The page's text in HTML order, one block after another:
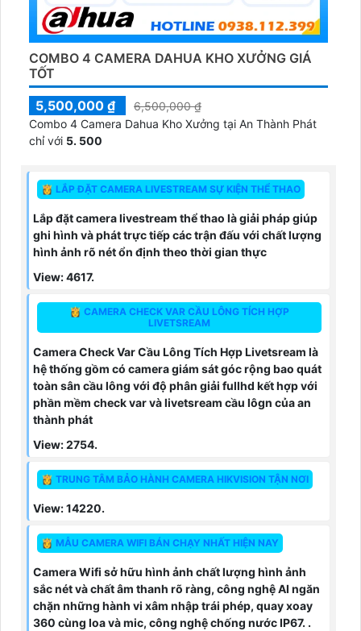
COMBO 4 CAMERA DAHUA KHO XƯỞNG GIÁ
TỐT
5,500,000 ₫
6,500,000 ₫
Combo 4 Camera Dahua Kho Xưởng tại An Thành Phát
chỉ với 5. 500
👸 LẮP ĐẶT CAMERA LIVESTREAM SỰ KIỆN THỂ THAO
Lắp đặt camera livestream thể thao là giải pháp giúp
ghi hình và phát trực tiếp các trận đấu với chất lượng
hình ảnh rõ nét ổn định theo thời gian thực
View: 4617.
👸 CAMERA CHECK VAR CẦU LÔNG TÍCH HỢP
LIVETSREAM
Camera Check Var Cầu Lông Tích Hợp Livetsream là
hệ thống gồm có camera giám sát góc rộng bao quát
toàn sân cầu lông với độ phân giải fullhd kết hợp với
phần mềm check var và livetsream cầu lôgn của an
thành phát
View: 2754.
👸 TRUNG TÂM BẢO HÀNH CAMERA HIKVISION TẬN NƠI
View: 14220.
👸 MẪU CAMERA WIFI BÁN CHẠY NHẤT HIỆN NAY
Camera Wifi sở hữu hình ảnh chất lượng hình ảnh
sắc nét và chất âm thanh rõ ràng, công nghệ AI ngăn
chặn những hành vi xâm nhập trái phép, quay xoay
360 cùng loa và mic, công nghệ chống nước IP67. .